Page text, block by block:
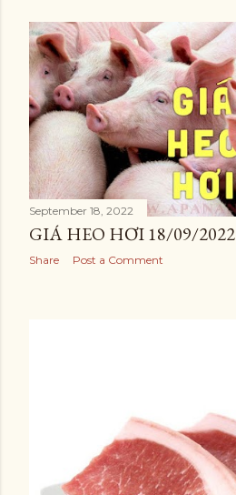
September 18, 2022
GIÁ HEO HƠI 18/09/2022
Share Post a Comment